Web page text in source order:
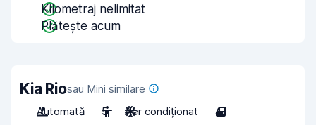
Kilometraj nelimitat
Plătește acum
Kia Riosau Mini similare
Automată
5 Aer condiționat 4